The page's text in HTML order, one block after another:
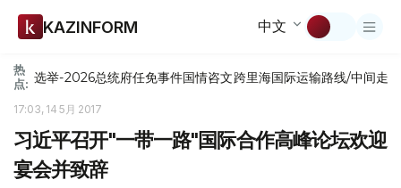
KAZINFORM 中文
热
点: 选举-2026总统府任免事件国情咨文跨里海国际运输路线/中间走廊
17:03, 14 5月 2017
习近平召开"一带一路"国际合作高峰论坛欢迎
宴会并致辞